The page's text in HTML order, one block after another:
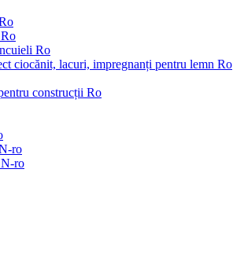
Ro
ciocănit, lacuri, impregnanți pentru lemn Ro
construcții Ro
ro
N-ro